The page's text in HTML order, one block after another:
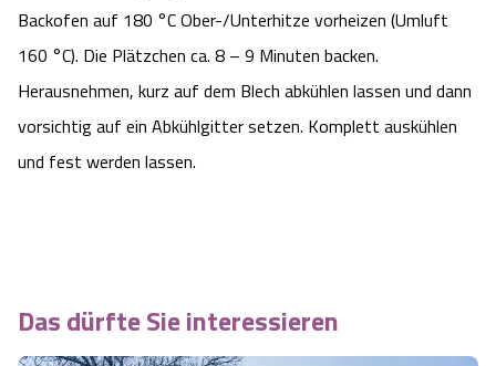
Backofen auf 180 °C Ober-/Unterhitze vorheizen (Umluft
160 °C). Die Plätzchen ca. 8 – 9 Minuten backen.
Herausnehmen, kurz auf dem Blech abkühlen lassen und dann
vorsichtig auf ein Abkühlgitter setzen. Komplett auskühlen
und fest werden lassen.
Das dürfte Sie interessieren